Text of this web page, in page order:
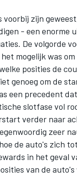
zijn
- een enorme
De volgorde
mogelijk was
posities de
genoeg om de
een precedent
slotfase vol
verder naar
zeer
de auto's zich
in het geval
van de